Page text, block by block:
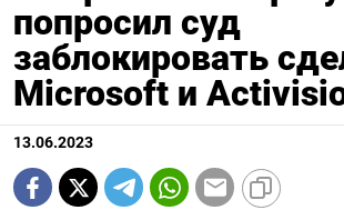
попросил суд
заблокировать
Microsoft и
13.06.2023